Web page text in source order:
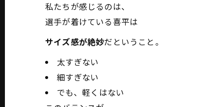
私たちが感じるのは、
選手が着けている喜平は
サイズ感が絶妙だということ。
太すぎない
細すぎない
でも、軽くはない